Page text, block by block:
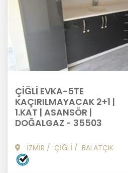
ÇİĞLİ EVKA-5TE
KAÇIRILMAYACAK 2+1 |
1.KAT | ASANSÖR |
DOĞALGAZ - 35503
İZMİR / ÇİĞLİ / BALATÇIK